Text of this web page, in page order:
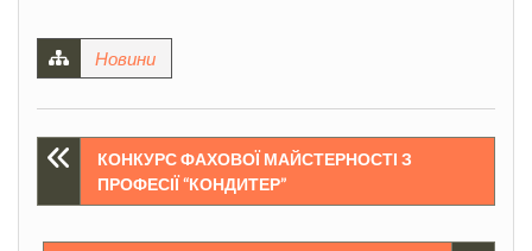
Новини
Навігація
записів
КОНКУРС ФАХОВОЇ МАЙСТЕРНОСТІ З
ПРОФЕСІЇ “КОНДИТЕР”